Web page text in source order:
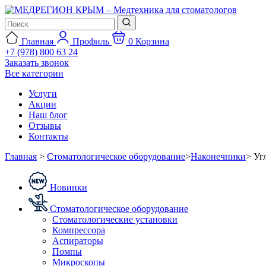
Главная Профиль 0 Корзина
+7 (978) 800 63 24
Заказать звонок
Все категории
Услуги
Акции
Наш блог
Отзывы
Контакты
Главная > Стоматологическое оборудование>Наконечники>
Новинки
Стоматологическое оборудование
Стоматологические установки
Компрессора
Аспираторы
Помпы
Микроскопы